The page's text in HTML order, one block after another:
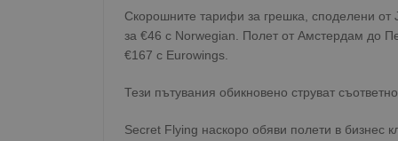
Скорошните тарифи за грешка, споделени от
за €46 с Norwegian. Полет от Амстердам до
€167 с Eurowings.
Тези пътувания обикновено струват
Secret Flying наскоро обяви полети в бизнес
Име